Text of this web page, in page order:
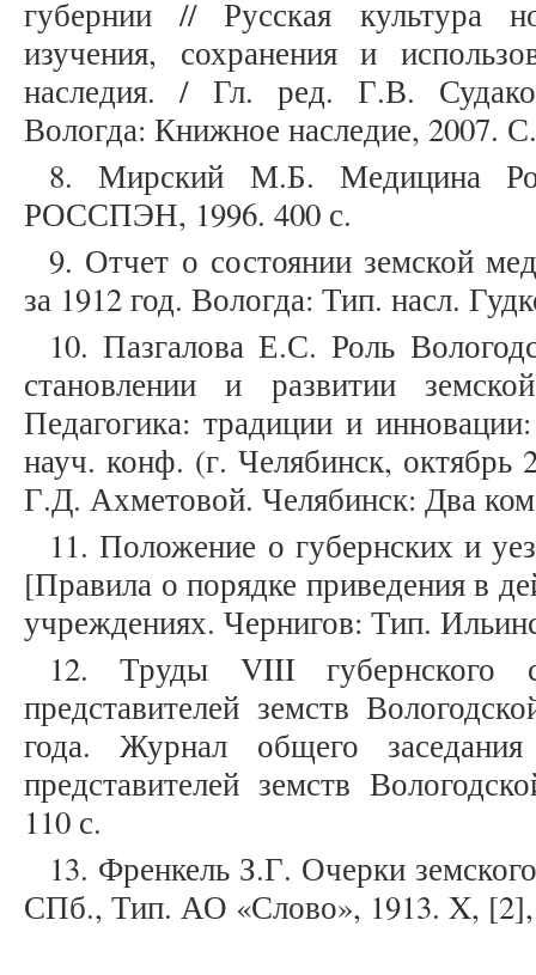
губернии // Русская культура
изучения, сохранения и
наследия. / Гл. ред. Г.В.
Вологда: Книжное наследие, 2007.
8. Мирский М.Б. Медицина
РОССПЭН, 1996. 400 с.
9. Отчет о состоянии земской
за 1912 год. Вологда: Тип. насл.
10. Пазгалова Е.С. Роль
становлении и развитии
Педагогика: традиции и
науч. конф. (г. Челябинск,
Г.Д. Ахметовой. Челябинск: Два
11. Положение о губернских и
[Правила о порядке приведения в
учреждениях. Чернигов: Тип.
12. Труды VIII губернского
представителей земств
года. Журнал общего
представителей земств
110 с.
13. Френкель З.Г. Очерки
СПб., Тип. АО «Слово», 1913. X, [2],